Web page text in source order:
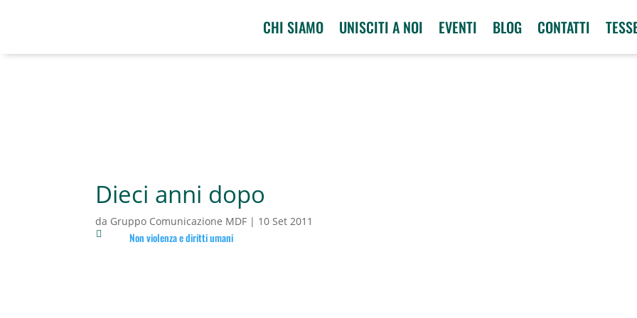
CHI SIAMO UNISCITI A NOI EVENTI BLOG CONTATTI
Dieci anni dopo
da Gruppo Comunicazione MDF | 10 Set 2011
 Non violenza e diritti umani